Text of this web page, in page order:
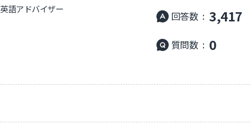
英語アドバイザー
回答数 : 3,417
質問数 : 0